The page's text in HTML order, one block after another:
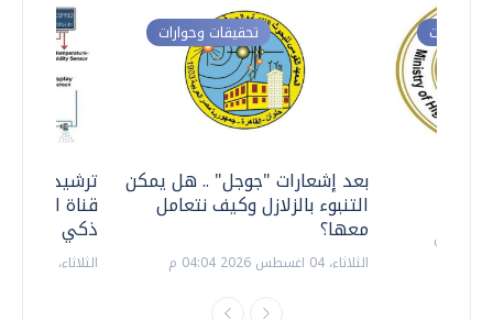
ترشيدا
قناة
ذكي
الثلاثاء، 14 يوليو 2026 06:11 م
تحقيقات وحوارات
بعد إشعارات "جوجل" .. هل يمكن
التنبوء بالزلازل وكيف نتعامل
معها؟
الثلاثاء، 04 اغسطس 2026 04:04 م
وحوارات